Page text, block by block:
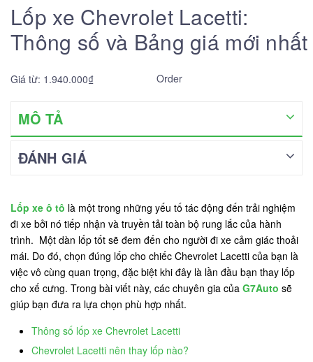
Lốp xe Chevrolet Lacetti:
Thông số và Bảng giá mới nhất
Giá từ: 1.940.000₫ Order
MÔ TẢ
ĐÁNH GIÁ
Lốp xe ô tô là một trong những yếu tố tác động đến trải nghiệm
đi xe bởi nó tiếp nhận và truyền tải toàn bộ rung lắc của hành
trình. Một dàn lốp tốt sẽ đem đến cho người đi xe cảm giác thoải
mái. Do đó, chọn đúng lốp cho chiếc Chevrolet Lacetti của bạn là
việc vô cùng quan trọng, đặc biệt khi đây là lần đầu bạn thay lốp
cho xế cưng. Trong bài viết này, các chuyên gia của G7Auto sẽ
giúp bạn đưa ra lựa chọn phù hợp nhất.
Thông số lốp xe Chevrolet Lacetti
Chevrolet Lacetti nên thay lốp nào?